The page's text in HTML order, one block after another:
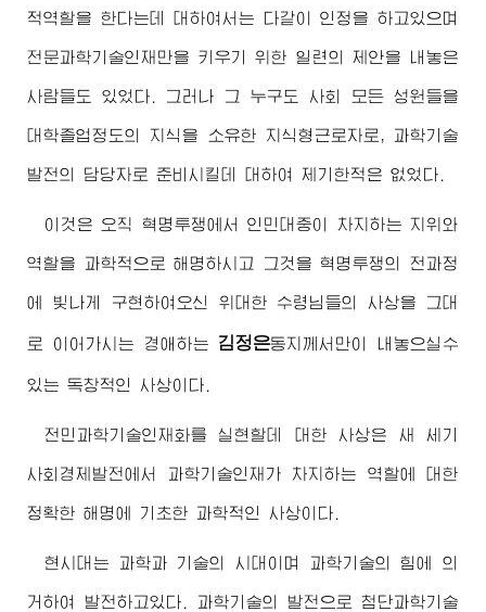
적역할을 한다는데 대하여서는 다같이 인정을 하고있으며
전문과학기술인재만을 키우기 위한 일련의 제안을 내놓은
사람들도 있었다. 그러나 그 누구도 사회 모든 성원들을
대학졸업정도의 지식을 소유한 지식형근로자로, 과학기술
발전의 담당자로 준비시킬데 대하여 제기한적은 없었다.
이것은 오직 혁명투쟁에서 인민대중이 차지하는 지위와
역할을 과학적으로 해명하시고 그것을 혁명투쟁의 전과정
에 빛나게 구현하여오신 위대한 수령님들의 사상을 그대
로 이어가시는 경애하는 김정은동지 께서만이 내놓으실수
있는 독창적인 사상이다.
전민과학기술인재화를 실현할데 대한 사상은 새 세기
사회경제발전에서 과학기술인재가 차지하는 역할에 대한
정확한 해명에 기초한 과학적인 사상이다.
현시대는 과학과 기술의 시대이며 과학기술의 힘에 의
거하여 발전하고있다. 과학기술의 발전으로 첨단과학기술